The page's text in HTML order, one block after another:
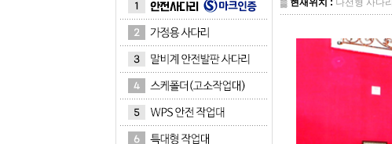
▒ 현재위치 : 나선형 사다리